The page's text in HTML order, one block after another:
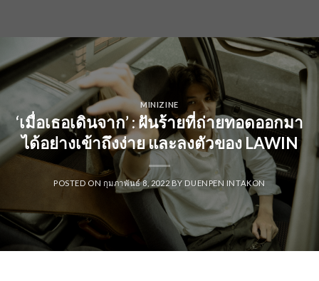
MINIZINE
‘เมื่อเธอเดินจาก’ : ฝันร้ายที่ถ่ายทอดออกมา
ได้อย่างเข้าถึงง่าย และลงตัวของ LAWIN
POSTED ON กุมภาพันธ์ 8, 2022 BY DUENPEN INTAKON